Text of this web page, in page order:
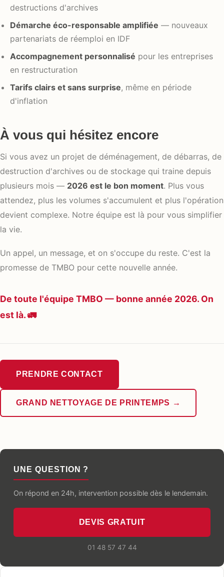
destructions d'archives
Démarche éco-responsable amplifiée — nouveaux
partenariats de réemploi en IDF
Accompagnement personnalisé pour les entreprises
en restructuration
Tarifs clairs et sans surprise, même en période
d'inflation
À vous qui hésitez encore
Si vous avez un projet de déménagement, de débarras, de
destruction d'archives ou de stockage qui traine depuis
plusieurs mois — 2026 est le bon moment. Plus vous
attendez, plus les volumes s'accumulent et plus l'opération
devient complexe. Notre équipe est là pour vous simplifier
la vie.
Un appel, un message, et on s'occupe du reste. C'est la
promesse de TMBO pour cette nouvelle année.
De toute l'équipe TMBO — bonne année 2026. On
est là. 🚛
PRENDRE CONTACT
GRAND NETTOYAGE DE PRINTEMPS →
UNE QUESTION ?
On répond en 24h, intervention possible dès le lendemain.
DEVIS GRATUIT
01 48 57 47 44